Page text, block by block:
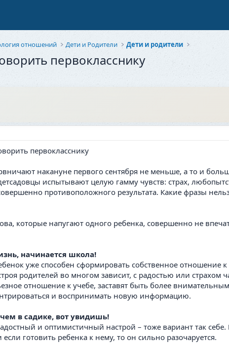
отношений Дети и Родители Дети и родители
первокласснику
накануне первого сентября не меньше, а то и
испытывают целую гамму чувств: страх,
противоположного результата. Какие фразы
которые напугают одного ребенка, совершенно не
начинается школа!
уже способен сформировать собственное
родителей во многом зависит, с радостью или страхом
отношение к учебе, заставят быть более
и воспринимать новую информацию.
в садике, вот увидишь!
и оптимистичный настрой – тоже вариант так
готовить ребенка к нему, то он сильно разочаруется.